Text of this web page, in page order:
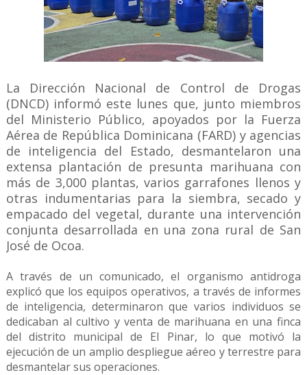
La Dirección Nacional de Control de Drogas
(DNCD) informó este lunes que, junto miembros
del Ministerio Público, apoyados por la Fuerza
Aérea de República Dominicana (FARD) y agencias
de inteligencia del Estado, desmantelaron una
extensa plantación de presunta marihuana con
más de 3,000 plantas, varios garrafones llenos y
otras indumentarias para la siembra, secado y
empacado del vegetal, durante una intervención
conjunta desarrollada en una zona rural de San
José de Ocoa.
A través de un comunicado, el organismo antidroga
explicó que los equipos operativos, a través de informes
de inteligencia, determinaron que varios individuos se
dedicaban al cultivo y venta de marihuana en una finca
del distrito municipal de El Pinar, lo que motivó la
ejecución de un amplio despliegue aéreo y terrestre para
desmantelar sus operaciones.